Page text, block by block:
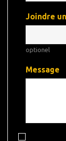
Joindre
optionel
Message